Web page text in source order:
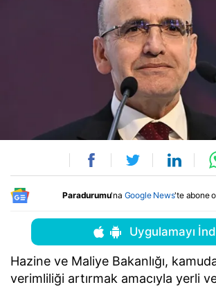
Paradurumu'na Google News'te abone
Uygulamayı
Hazine ve Maliye Bakanlığı,
verimliliği artırmak amacıyla yerli